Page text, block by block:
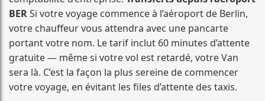
BERSi votre voyage commence à l’aéroport de Berlin,
votre chauffeur vous attendra avec une pancarte
portant votre nom. Le tarif inclut 60 minutes d’attente
gratuite — même si votre vol est retardé, votre Van
sera là. C’est la façon la plus sereine de commencer
votre voyage, en évitant les files d’attente des taxis.